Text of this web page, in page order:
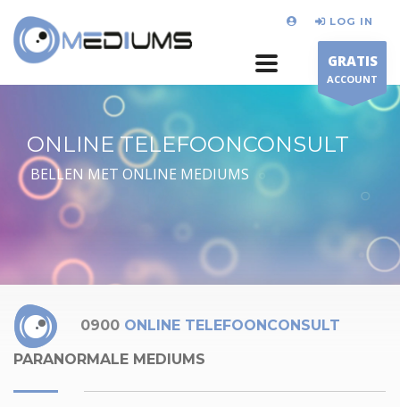
LOG IN
GRATIS
ACCOUNT
ONLINE TELEFOONCONSULT
BELLEN MET ONLINE MEDIUMS
0900 ONLINE TELEFOONCONSULT
PARANORMALE MEDIUMS